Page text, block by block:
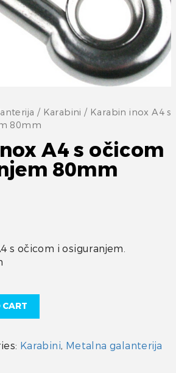
/ Karabini / Karabin inox A4 s
80mm
A4 s očicom
80mm
s očicom i osiguranjem.
Karabini, Metalna galanterija